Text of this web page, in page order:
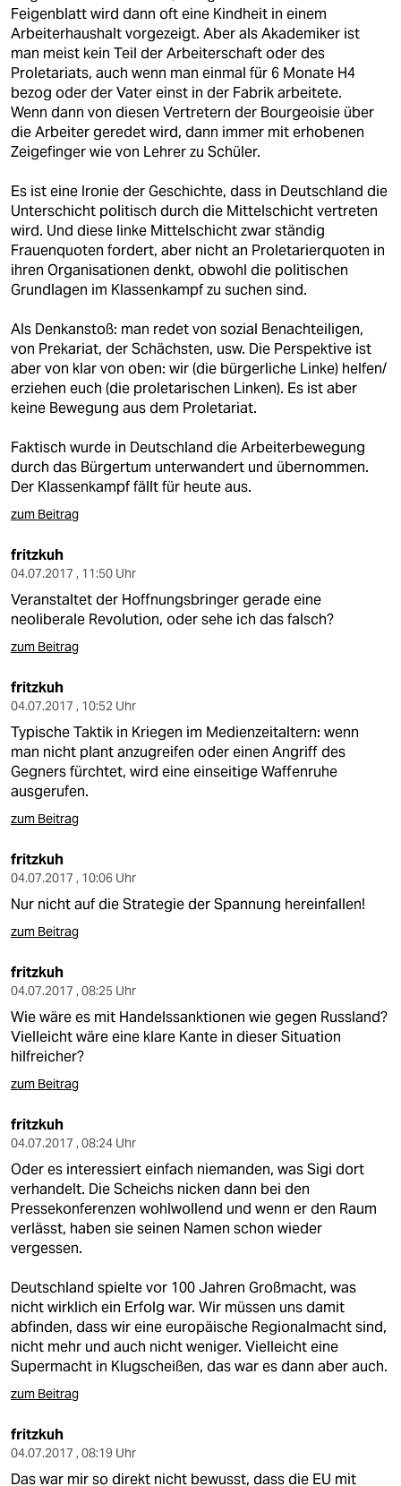
Feigenblatt wird dann oft eine Kindheit in einem
Arbeiterhaushalt vorgezeigt. Aber als Akademiker ist
man meist kein Teil der Arbeiterschaft oder des
Proletariats, auch wenn man einmal für 6 Monate H4
bezog oder der Vater einst in der Fabrik arbeitete.
Wenn dann von diesen Vertretern der Bourgeoisie über
die Arbeiter geredet wird, dann immer mit erhobenen
Zeigefinger wie von Lehrer zu Schüler.
Es ist eine Ironie der Geschichte, dass in Deutschland die
Unterschicht politisch durch die Mittelschicht vertreten
wird. Und diese linke Mittelschicht zwar ständig
Frauenquoten fordert, aber nicht an Proletarierquoten in
ihren Organisationen denkt, obwohl die politischen
Grundlagen im Klassenkampf zu suchen sind.
Als Denkanstoß: man redet von sozial Benachteiligen,
von Prekariat, der Schächsten, usw. Die Perspektive ist
aber von klar von oben: wir (die bürgerliche Linke) helfen/
erziehen euch (die proletarischen Linken). Es ist aber
keine Bewegung aus dem Proletariat.
Faktisch wurde in Deutschland die Arbeiterbewegung
durch das Bürgertum unterwandert und übernommen.
Der Klassenkampf fällt für heute aus.
zum Beitrag
fritzkuh
04.07.2017 , 11:50 Uhr
Veranstaltet der Hoffnungsbringer gerade eine
neoliberale Revolution, oder sehe ich das falsch?
zum Beitrag
fritzkuh
04.07.2017 , 10:52 Uhr
Typische Taktik in Kriegen im Medienzeitaltern: wenn
man nicht plant anzugreifen oder einen Angriff des
Gegners fürchtet, wird eine einseitige Waffenruhe
ausgerufen.
zum Beitrag
fritzkuh
04.07.2017 , 10:06 Uhr
Nur nicht auf die Strategie der Spannung hereinfallen!
zum Beitrag
fritzkuh
04.07.2017 , 08:25 Uhr
Wie wäre es mit Handelssanktionen wie gegen Russland?
Vielleicht wäre eine klare Kante in dieser Situation
hilfreicher?
zum Beitrag
fritzkuh
04.07.2017 , 08:24 Uhr
Oder es interessiert einfach niemanden, was Sigi dort
verhandelt. Die Scheichs nicken dann bei den
Pressekonferenzen wohlwollend und wenn er den Raum
verlässt, haben sie seinen Namen schon wieder
vergessen.
Deutschland spielte vor 100 Jahren Großmacht, was
nicht wirklich ein Erfolg war. Wir müssen uns damit
abfinden, dass wir eine europäische Regionalmacht sind,
nicht mehr und auch nicht weniger. Vielleicht eine
Supermacht in Klugscheißen, das war es dann aber auch.
zum Beitrag
fritzkuh
04.07.2017 , 08:19 Uhr
Das war mir so direkt nicht bewusst, dass die EU mit